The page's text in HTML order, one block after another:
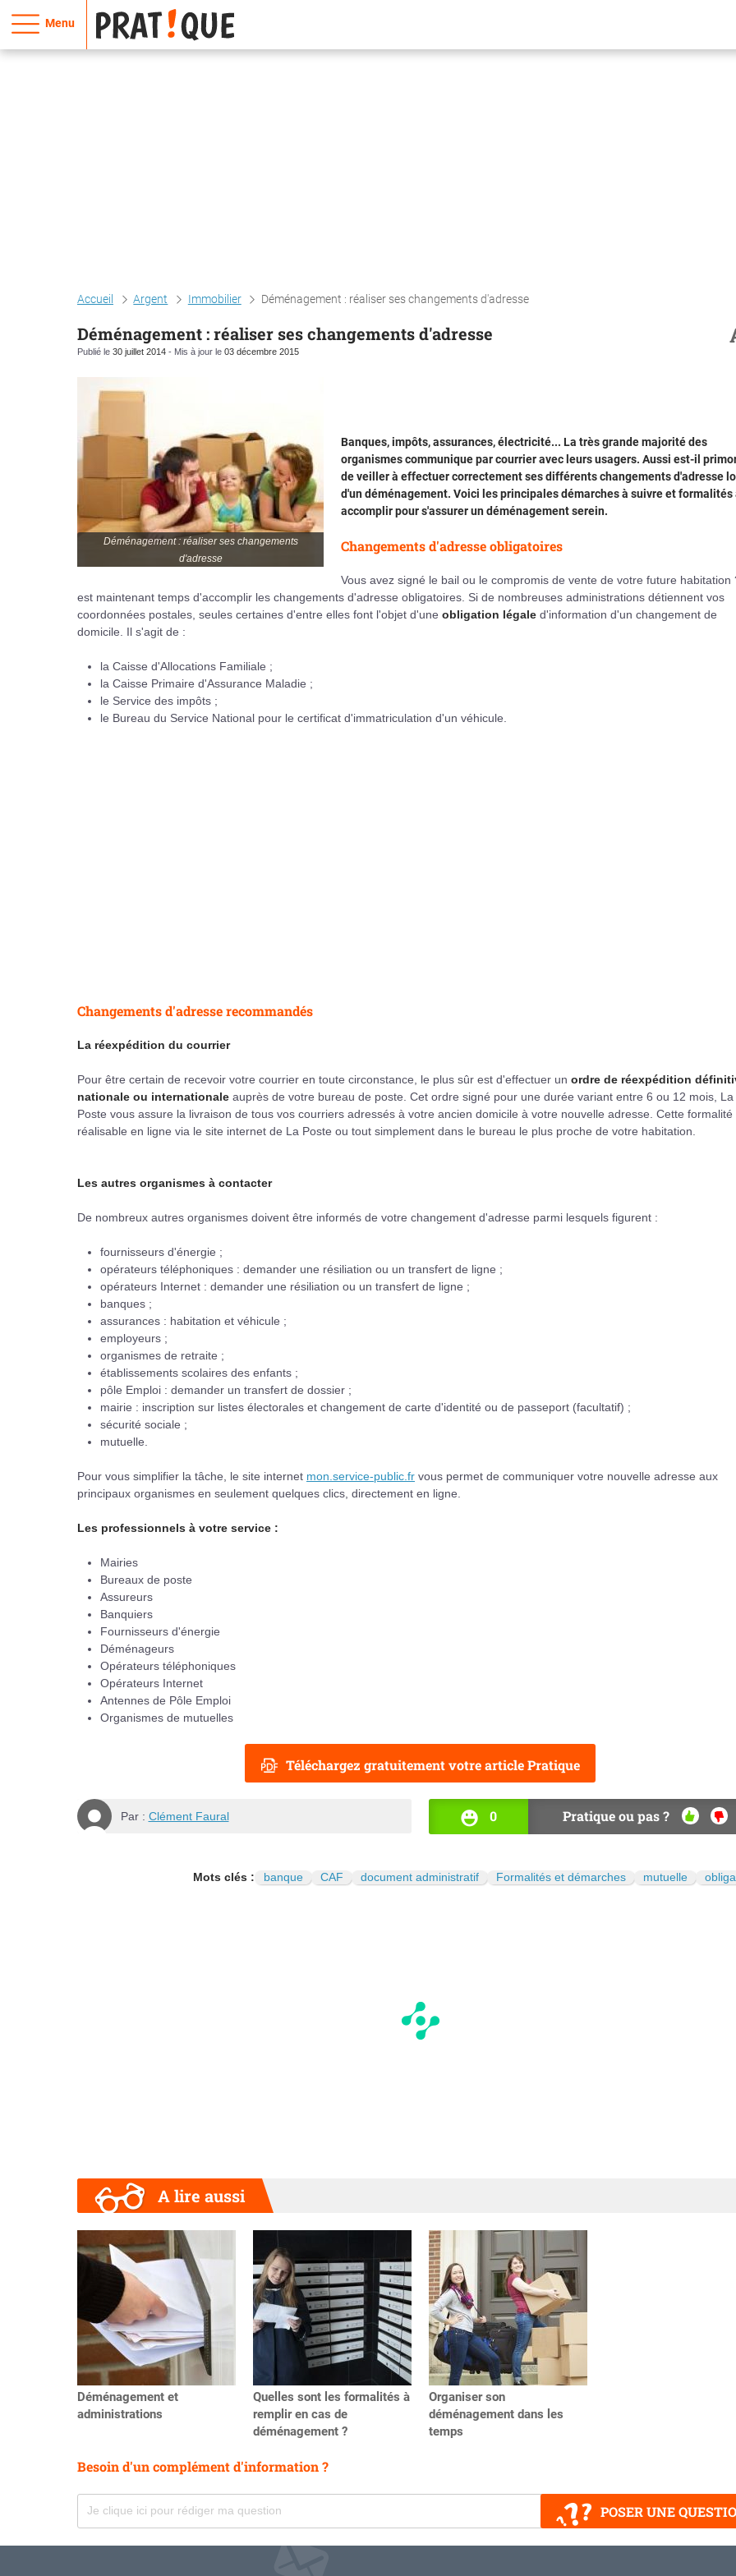
Menu
Accueil Argent Immobilier Déménagement : réaliser ses changements d'adresse
Déménagement : réaliser ses changements d'adresse
Publié le 30 juillet 2014 - Mis à jour le 03 décembre 2015
Déménagement : réaliser ses changements
d'adresse
Banques, impôts, assurances, électricité... La très grande majorité des
organismes communique par courrier avec leurs usagers. Aussi est-il
de veiller à effectuer correctement ses différents changements d'adresse
d'un déménagement. Voici les principales démarches à suivre et formalités
accomplir pour s'assurer un déménagement serein.
Changements d'adresse obligatoires
Vous avez signé le bail ou le compromis de vente de votre future habitation
est maintenant temps d'accomplir les changements d'adresse obligatoires. Si de nombreuses administrations détiennent vos
coordonnées postales, seules certaines d'entre elles font l'objet d'une obligation légale d'information d'un changement de
domicile. Il s'agit de :
la Caisse d'Allocations Familiale ;
la Caisse Primaire d'Assurance Maladie ;
le Service des impôts ;
le Bureau du Service National pour le certificat d'immatriculation d'un véhicule.
Changements d'adresse recommandés
La réexpédition du courrier
Pour être certain de recevoir votre courrier en toute circonstance, le plus sûr est d'effectuer un ordre de réexpédition
nationale ou internationale auprès de votre bureau de poste. Cet ordre signé pour une durée variant entre 6 ou 12 mois, La
Poste vous assure la livraison de tous vos courriers adressés à votre ancien domicile à votre nouvelle adresse. Cette formalité
réalisable en ligne via le site internet de La Poste ou tout simplement dans le bureau le plus proche de votre habitation.
Les autres organismes à contacter
De nombreux autres organismes doivent être informés de votre changement d'adresse parmi lesquels figurent :
fournisseurs d'énergie ;
opérateurs téléphoniques : demander une résiliation ou un transfert de ligne ;
opérateurs Internet : demander une résiliation ou un transfert de ligne ;
banques ;
assurances : habitation et véhicule ;
employeurs ;
organismes de retraite ;
établissements scolaires des enfants ;
pôle Emploi : demander un transfert de dossier ;
mairie : inscription sur listes électorales et changement de carte d'identité ou de passeport (facultatif) ;
sécurité sociale ;
mutuelle.
Pour vous simplifier la tâche, le site internet mon.service-public.fr vous permet de communiquer votre nouvelle adresse aux
principaux organismes en seulement quelques clics, directement en ligne.
Les professionnels à votre service :
Mairies
Bureaux de poste
Assureurs
Banquiers
Fournisseurs d'énergie
Déménageurs
Opérateurs téléphoniques
Opérateurs Internet
Antennes de Pôle Emploi
Organismes de mutuelles
Téléchargez gratuitement votre article Pratique
Par : Clément Faural 0 Pratique ou pas ?
OUI NON
Mots clés : banque CAF document administratif Formalités et démarches mutuelle
A lire aussi
Déménagement et
administrations
Quelles sont les formalités à
remplir en cas de
déménagement ?
Organiser son
déménagement dans les
temps
Précédent
Besoin d'un complément d'information ?
POSER UNE